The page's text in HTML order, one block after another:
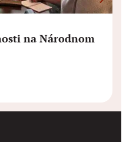
na Národnom